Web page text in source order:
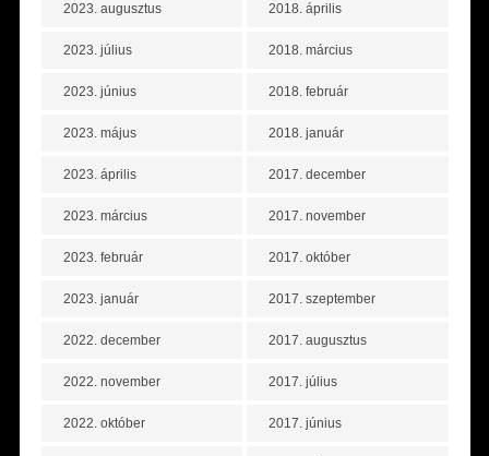
2023. augusztus
2023. július
2023. június
2023. május
2023. április
2023. március
2023. február
2023. január
2022. december
2022. november
2022. október
2018. április
2018. március
2018. február
2018. január
2017. december
2017. november
2017. október
2017. szeptember
2017. augusztus
2017. július
2017. június